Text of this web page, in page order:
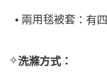
• 兩用毯被套 ：有
✧洗滌方式：